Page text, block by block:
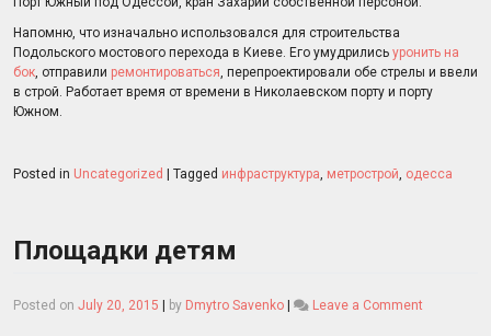
Напомню, что изначально использовался для строительства
Подольского мостового перехода в Киеве. Его умудрились уронить на
бок, отправили ремонтироваться, перепроектировали обе стрелы и ввели
в строй. Работает время от времени в Николаевском порту и порту
Южном.
Posted in Uncategorized | Tagged инфраструктура метрострой одесса
Площадки детям
Posted on July 20, 2015 by Dmytro Savenko Leave a Comment